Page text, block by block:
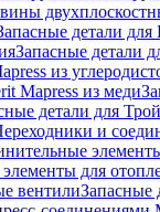
детали
Запасные детали
из
Mapress из меди
детали для
и
для
вентилиЗапасные